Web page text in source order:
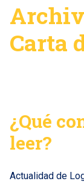
Carta
¿Qué
leer?
Actualidad de